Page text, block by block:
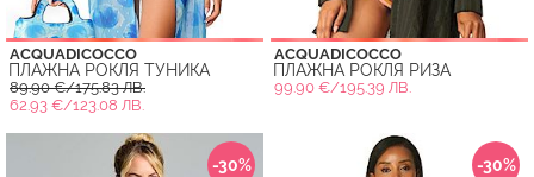
ACQUADICOCCO
ПЛАЖНА РОКЛЯ ТУНИКА
89.90 €/175.83 ЛВ.
62.93 €/123.08 ЛВ.
ACQUADICOCCO
ПЛАЖНА РОКЛЯ РИЗА
99.90 €/195.39 ЛВ.
-30% -30%